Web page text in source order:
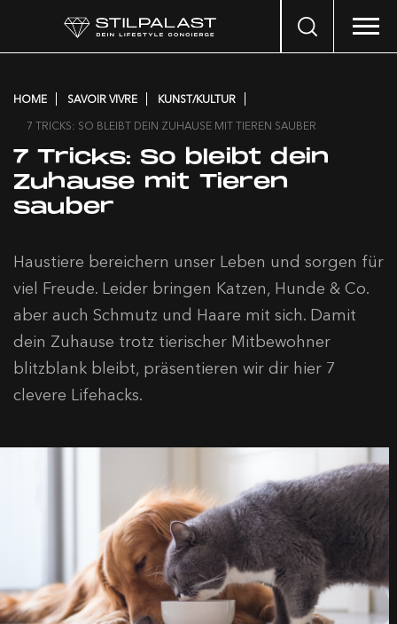
Search
HOME SAVOIR VIVRE
KUNST/KULTUR
7 TRICKS: SO BLEIBT DEIN ZUHAUSE MIT TIEREN SAUBER
7 Tricks: So bleibt dein
Zuhause mit Tieren
sauber
Haustiere bereichern unser Leben und sorgen für
viel Freude. Leider bringen Katzen, Hunde & Co.
aber auch Schmutz und Haare mit sich. Damit
dein Zuhause trotz tierischer Mitbewohner
blitzblank bleibt, präsentieren wir dir hier 7
clevere Lifehacks.